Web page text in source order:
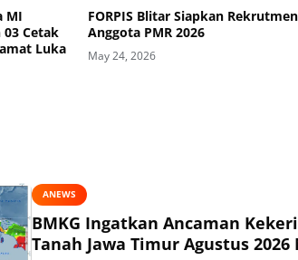
MI
03 Cetak
Luka
FORPIS Blitar Siapkan Rekrutmen
Anggota PMR 2026
May 24, 2026
ANEWS
BMKG Ingatkan Ancaman
Tanah Jawa Timur Agustus